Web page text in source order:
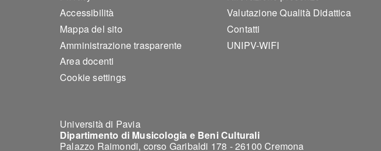
Accessibilità
Mappa del sito
Amministrazione trasparente
Area docenti
Cookie settings
Valutazione Qualità Didattica
Contatti
UNIPV-WIFI
Università di Pavia
Dipartimento di Musicologia e Beni Culturali
Palazzo Raimondi, corso Garibaldi 178 - 26100 Cremona